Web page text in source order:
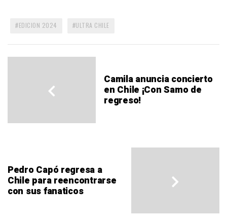
EDICION 2024 ULTRA CHILE
Camila anuncia concierto
en Chile ¡Con Samo de
regreso!
Pedro Capó regresa a
Chile para reencontrarse
con sus fanaticos